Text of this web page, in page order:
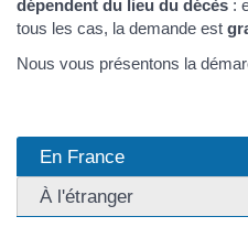
dépendent du lieu du décès :
tous les cas, la demande est
Nous vous présentons la
En France
À l'étranger